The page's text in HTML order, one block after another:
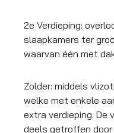
2e Verdieping:
slaapkamers ter
waarvan één met
Zolder: middels
welke met enkele
extra verdieping. De
deels getroffen door